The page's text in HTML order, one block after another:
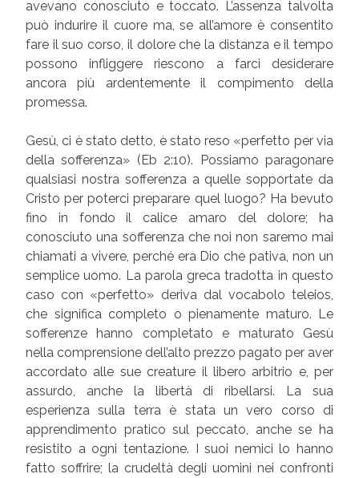
avevano conosciuto e toccato. L’assenza talvolta
può indurire il cuore ma, se all’amore è consentito
fare il suo corso, il dolore che la distanza e il tempo
possono infliggere riescono a farci desiderare
ancora più ardentemente il compimento della
promessa.
Gesù, ci è stato detto, è stato reso «perfetto per via
della sofferenza» (Eb 2:10). Possiamo paragonare
qualsiasi nostra sofferenza a quelle sopportate da
Cristo per poterci preparare quel luogo? Ha bevuto
fino in fondo il calice amaro del dolore; ha
conosciuto una sofferenza che noi non saremo mai
chiamati a vivere, perché era Dio che pativa, non un
semplice uomo. La parola greca tradotta in questo
caso con «perfetto» deriva dal vocabolo teleios,
che significa completo o pienamente maturo. Le
sofferenze hanno completato e maturato Gesù
nella comprensione dell’alto prezzo pagato per aver
accordato alle sue creature il libero arbitrio e, per
assurdo, anche la libertà di ribellarsi. La sua
esperienza sulla terra è stata un vero corso di
apprendimento pratico sul peccato, anche se ha
resistito a ogni tentazione. I suoi nemici lo hanno
fatto soffrire; la crudeltà degli uomini nei confronti